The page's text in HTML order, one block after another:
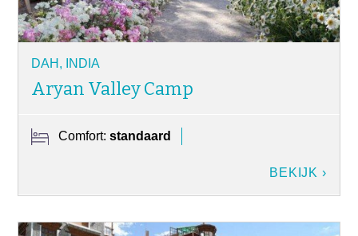
DAH, INDIA
Aryan Valley Camp
Comfort:standaard
BEKIJK ›